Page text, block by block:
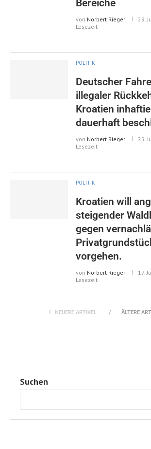
Bereiche
von Norbert Rieger 29.
Lesezeit
POLITIK
Deutscher
illegaler
Kroatien
dauerhaft
von Norbert Rieger 25.
Lesezeit
POLITIK
Kroatien will
steigender
gegen
vorgehen.
von Norbert Rieger 17.
Lesezeit
NEUERE ARTIKEL ÄLTERE
Suchen